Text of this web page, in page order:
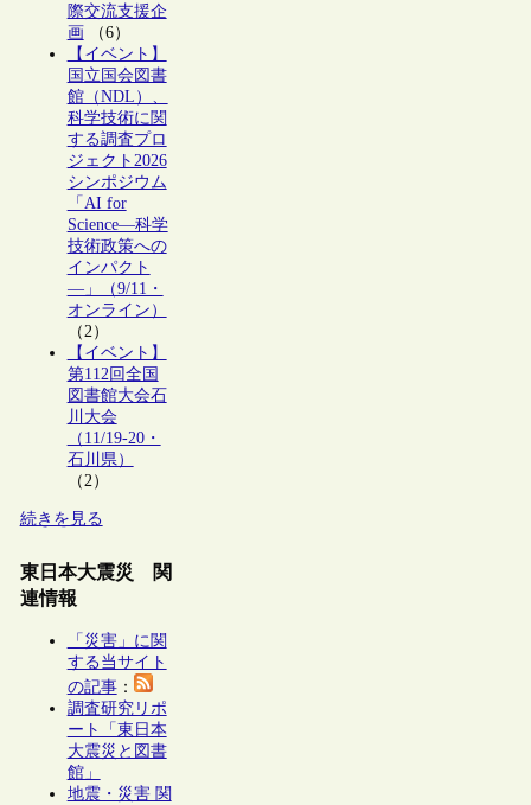
際交流支援企
画（6）
【イベント】
国立国会図書
館（NDL）、
科学技術に関
する調査プロ
ジェクト2026
シンポジウム
「AI for
Science―科学
技術政策への
インパクト
―」（9/11・
オンライン）
（2）
【イベント】
第112回全国
図書館大会石
川大会
（11/19-20・
石川県）
（2）
続きを見る
東日本大震災 関
連情報
「災害」に関
する当サイト
の記事：
調査研究リポ
ート「東日本
大震災と図書
館」
地震・災害 関